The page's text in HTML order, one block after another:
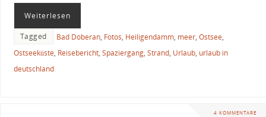
Weiterlesen
Tagged Bad Doberan, Fotos, Heiligendamm, meer, Ostsee,
Ostseeküste, Reisebericht, Spaziergang, Strand, Urlaub, urlaub in
deutschland
4 KOMMENTARE